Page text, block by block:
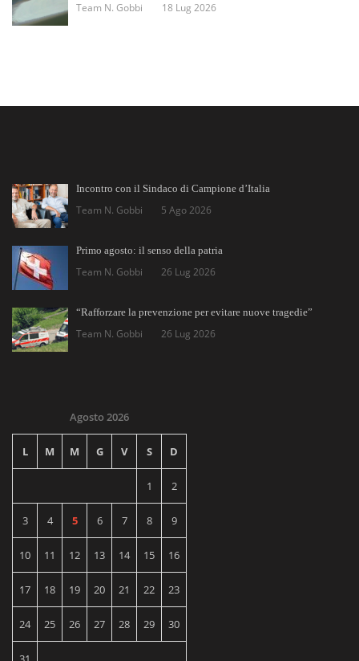
Team N. Gobbi 18 Lug 2026
Incontro con il Sindaco di Campione d’Italia
Team N. Gobbi 5 Ago 2026
Primo agosto: il senso della patria
Team N. Gobbi 26 Lug 2026
“Rafforzare la prevenzione per evitare nuove tragedie”
Team N. Gobbi 26 Lug 2026
Agosto 2026
L M M G V S D
1 2
3 4 5 6 7 8 9
10 11 12 13 14 15 16
17 18 19 20 21 22 23
24 25 26 27 28 29 30